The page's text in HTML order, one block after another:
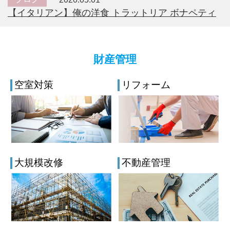
【イタリアン】俺の洋食 トラットリア ボナペティ
財産管理
空室対策 リフォーム
大規模改修 不動産管理